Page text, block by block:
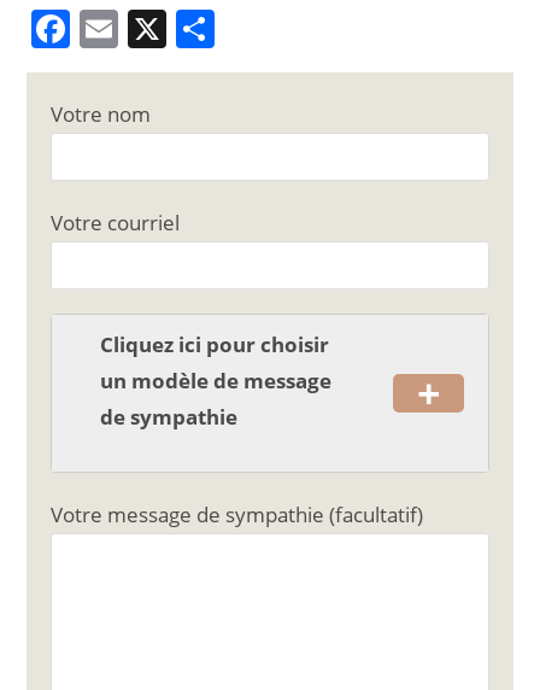
F
a
c
e
b
o
o
k
E
m
ai
l
X
ar
g
er
Votre nom
Votre courriel
Cliquez ici pour choisir
un modèle de message
de sympathie
+
Votre message de sympathie (facultatif)